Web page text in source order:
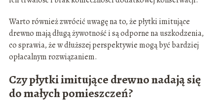
Warto również zwrócić uwagę na to, że płytki imitujące
drewno mają długą żywotność i są odporne na uszkodzenia,
co sprawia, że w dłuższej perspektywie mogą być bardziej
opłacalnym rozwiązaniem.
Czy płytki imitujące drewno nadają się
do małych pomieszczeń?